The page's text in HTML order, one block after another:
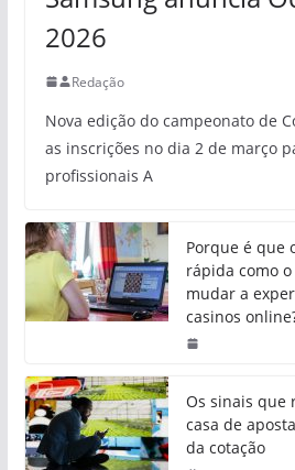
2026
Redação
Nova edição do campeonato de
as inscrições no dia 2 de março
profissionais A
Porque é que
rápida como
mudar a
casinos
Os sinais que
casa de
da cotação